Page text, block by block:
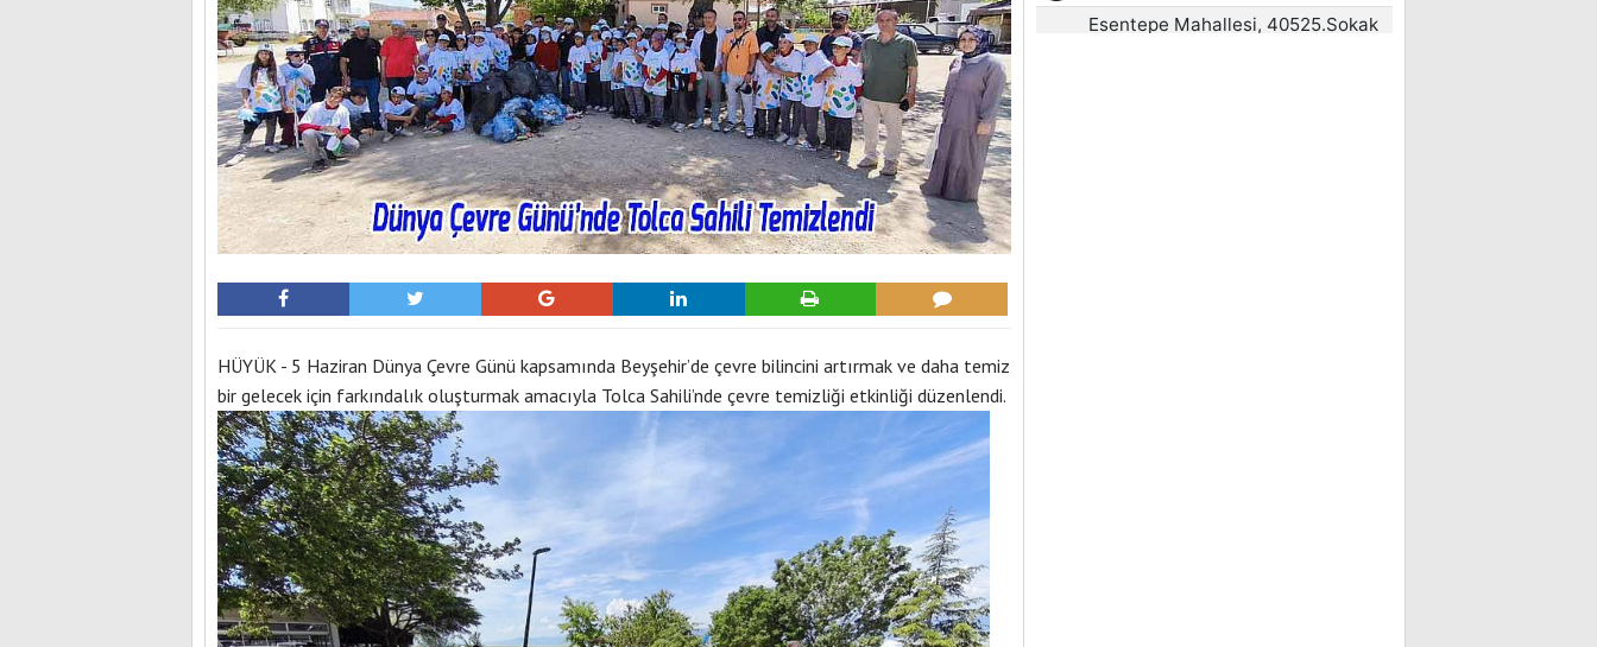
HÜYÜK - 5 Haziran Dünya Çevre Günü kapsamında Beyşehir’de çevre bilincini artırmak ve daha temiz
bir gelecek için farkındalık oluşturmak amacıyla Tolca Sahili’nde çevre temizliği etkinliği düzenlendi.